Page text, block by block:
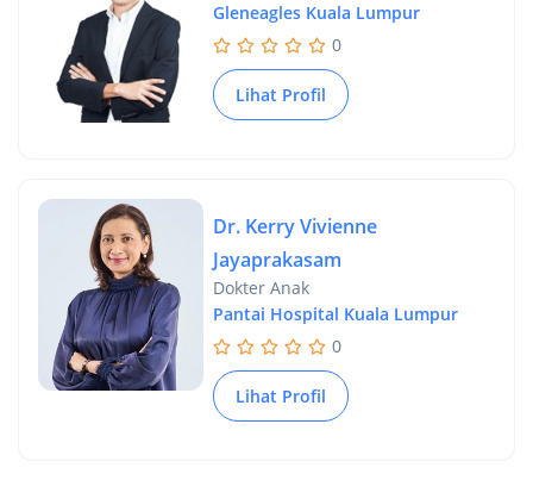
Gleneagles Kuala Lumpur
0
Lihat Profil
Dr. Kerry Vivienne
Jayaprakasam
Dokter Anak
Pantai Hospital Kuala Lumpur
0
Lihat Profil